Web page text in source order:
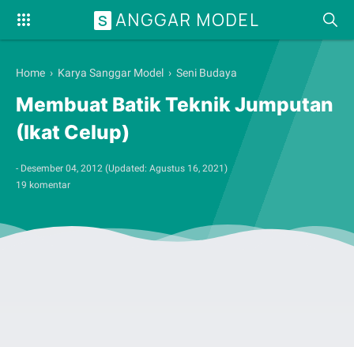
S ANGGAR MODEL
Home › Karya Sanggar Model › Seni Budaya
Membuat Batik Teknik Jumputan
(Ikat Celup)
- Desember 04, 2012 (Updated: Agustus 16, 2021)
19 komentar